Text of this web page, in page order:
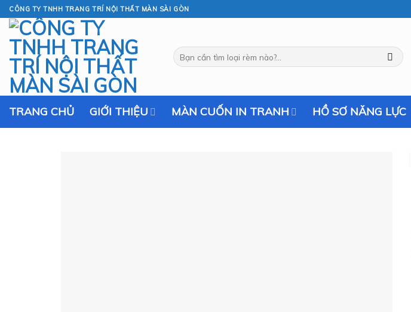
Skip
to
content
CÔNG TY TNHH TRANG TRÍ NỘI THẤT MÀN SÀI GÒN
Tìm
kiếm:
TRANG CHỦ GIỚI THIỆU MÀN CUỐN IN TRANH HỒ SƠ NĂNG LỰC